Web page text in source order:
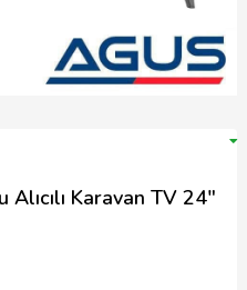
Karavan TV 24"